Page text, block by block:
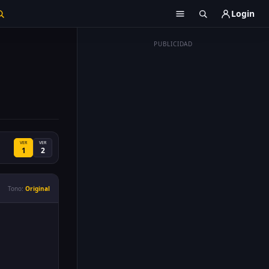
Login
PUBLICIDAD
VER
1
VER
2
Tono: Original